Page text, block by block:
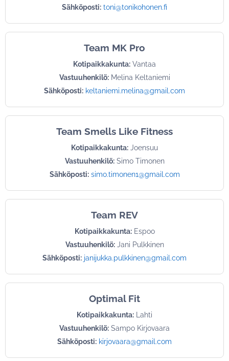
Sähköposti: toni@tonikohonen.fi
Team MK Pro
Kotipaikkakunta: Vantaa
Vastuuhenkilö:Melina Keltaniemi
Sähköposti: keltaniemi.melina@gmail.com
Team Smells Like Fitness
Kotipaikkakunta: Joensuu
Vastuuhenkilö:Simo Timonen
Sähköposti: simo.timonen1@gmail.com
Team REV
Kotipaikkakunta:Espoo
Vastuuhenkilö:Jani Pulkkinen
Sähköposti: janijukka.pulkkinen@gmail.com
Optimal Fit
Kotipaikkakunta: Lahti
Vastuuhenkilö: Sampo Kirjovaara
Sähköposti: kirjovaara@gmail.com